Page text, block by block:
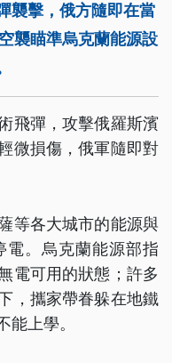
襲擊，俄方隨即在當
襲瞄準烏克蘭能源設
飛彈，攻擊俄羅斯濱
微損傷，俄軍隨即對
等各大城市的能源與
電。烏克蘭能源部指
電可用的狀態；許多
，攜家帶眷躲在地鐵
上學。